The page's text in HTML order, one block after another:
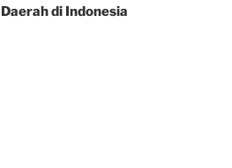
Daerah di Indonesia